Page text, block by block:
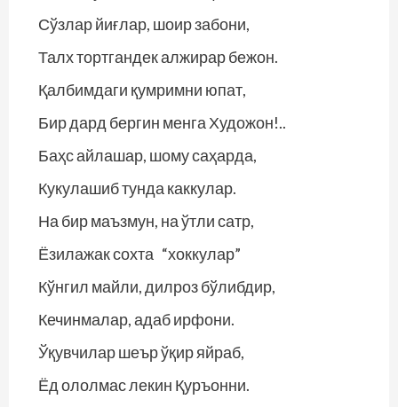
Сўзлар йиғлар, шоир забони,
Талх тортгандек алжирар бежон.
Қалбимдаги қумримни юпат,
Бир дард бергин менга Художон!..
Баҳс айлашар, шому саҳарда,
Кукулашиб тунда каккулар.
На бир маъзмун, на ўтли сатр,
Ёзилажак сохта “хоккулар”
Кўнгил майли, дилроз бўлибдир,
Кечинмалар, адаб ирфони.
Ўқувчилар шеър ўқир яйраб,
Ёд ололмас лекин Қуръонни.